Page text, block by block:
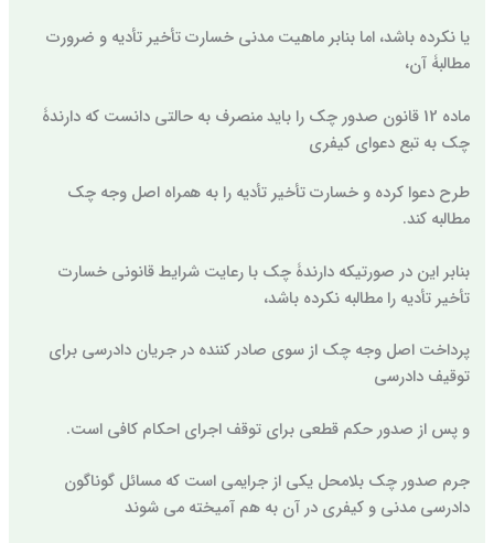
یا نکرده باشد، اما بنابر ماهیت مدنی خسارت تأخیر تأدیه و ضرورت
مطالبۀ آن،
ماده 12 قانون صدور چک را باید منصرف به حالتی دانست که دارندۀ
چک به تبع دعوای کیفری
طرح دعوا کرده و خسارت تأخیر تأدیه را به همراه اصل وجه چک
مطالبه کند.
بنابر این در صورتیکه دارندۀ چک با رعایت شرایط قانونی خسارت
تأخیر تأدیه را مطالبه نکرده باشد،
پرداخت اصل وجه چک از سوی صادر کننده در جریان دادرسی برای
توقیف دادرسی
و پس از صدور حکم قطعی برای توقف اجرای احکام کافی است.
جرم صدور چک بلامحل یکی از جرایمی است که مسائل گوناگون
دادرسی مدنی و کیفری در آن به هم آمیخته می شوند